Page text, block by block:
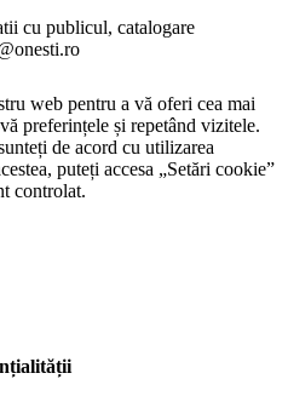
cu publicul, catalogare
web pentru a vă oferi cea mai
preferințele și repetând vizitele.
de acord cu utilizarea
puteți accesa „Setări cookie”
controlat.